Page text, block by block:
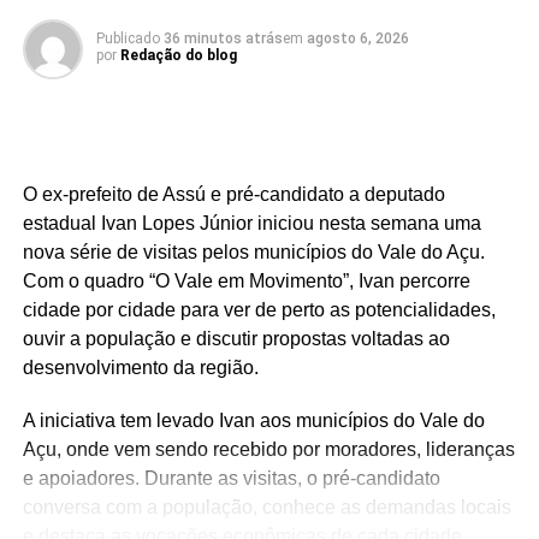
Contas do Estado (TCE) aponta um déficit atuarial de R$
54,3 bilhões, um desafio estrutural que o documento
propõe enfrentar por meio de novos estudos, sem
A experiência administrativa do candidato como gestor
municipal em Natal é utilizada como um dos pilares de
sua campanha. Enquanto o relatório de transição aponta
resultados positivos em indicadores fiscais e
previdenciários municipais ao final de 2024, também
revelou passivos, como R$ 862,9 milhões em restos a
pagar e 46 obras paralisadas ou inacabadas, muitas
Embora o plano de governo apresente 22 metas para os
cem primeiros dias de gestão, o documento não oferece
uma projeção consolidada de custos ou uma hierarquia
Publicado 36 minutos atrásem agosto 6, 2026
por Redação do blog
O ex-prefeito de Assú e pré-candidato a deputado
estadual Ivan Lopes Júnior iniciou nesta semana uma
nova série de visitas pelos municípios do Vale do Açu.
Com o quadro “O Vale em Movimento”, Ivan percorre
cidade por cidade para ver de perto as potencialidades,
ouvir a população e discutir propostas voltadas ao
desenvolvimento da região.
A iniciativa tem levado Ivan aos municípios do Vale do
Açu, onde vem sendo recebido por moradores, lideranças
e apoiadores. Durante as visitas, o pré-candidato
conversa com a população, conhece as demandas locais